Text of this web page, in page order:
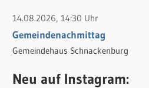
14.08.2026, 14:30 Uhr
Gemeindenachmittag
Gemeindehaus Schnackenburg
Neu auf Instagram: